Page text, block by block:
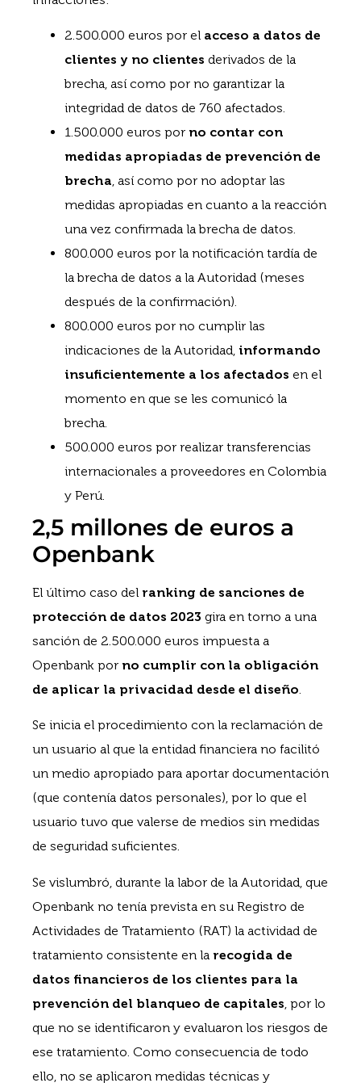
2.500.000 euros por el acceso a datos de
clientes y no clientes derivados de la
brecha, así como por no garantizar la
integridad de datos de 760 afectados.
1.500.000 euros por no contar con
medidas apropiadas de prevención de
brecha, así como por no adoptar las
medidas apropiadas en cuanto a la reacción
una vez confirmada la brecha de datos.
800.000 euros por la notificación tardía de
la brecha de datos a la Autoridad (meses
después de la confirmación).
800.000 euros por no cumplir las
indicaciones de la Autoridad, informando
insuficientemente a los afectados en el
momento en que se les comunicó la
brecha.
500.000 euros por realizar transferencias
internacionales a proveedores en Colombia
y Perú.
2,5 millones de euros a
Openbank
El último caso del ranking de sanciones de
protección de datos 2023 gira en torno a una
sanción de 2.500.000 euros impuesta a
Openbank por no cumplir con la obligación
de aplicar la privacidad desde el diseño.
Se inicia el procedimiento con la reclamación de
un usuario al que la entidad financiera no facilitó
un medio apropiado para aportar documentación
(que contenía datos personales), por lo que el
usuario tuvo que valerse de medios sin medidas
de seguridad suficientes.
Se vislumbró, durante la labor de la Autoridad, que
Openbank no tenía prevista en su Registro de
Actividades de Tratamiento (RAT) la actividad de
tratamiento consistente en la recogida de
datos financieros de los clientes para la
prevención del blanqueo de capitales, por lo
que no se identificaron y evaluaron los riesgos de
ese tratamiento. Como consecuencia de todo
ello, no se aplicaron medidas técnicas y